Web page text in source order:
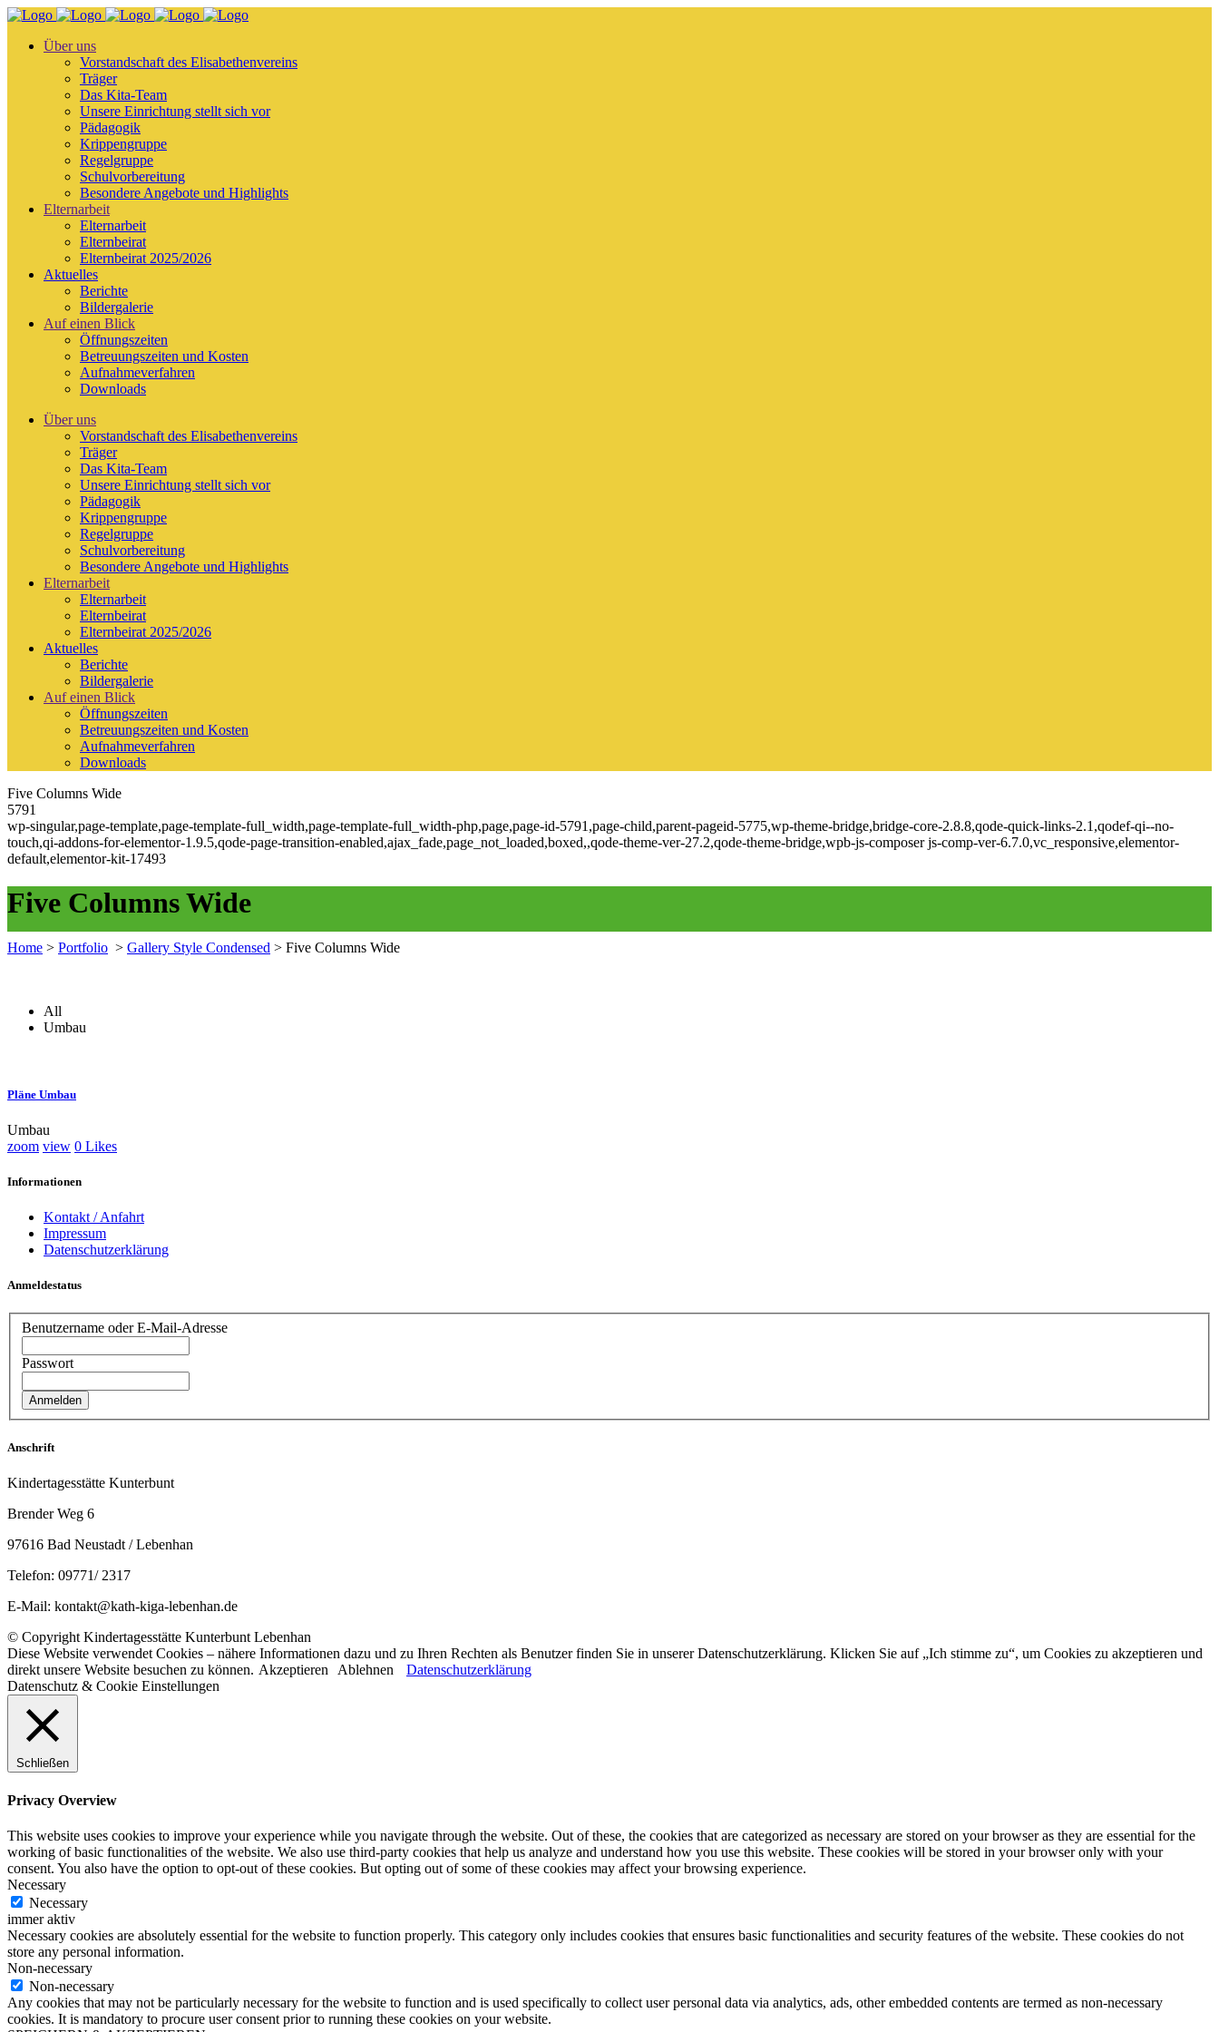
Über uns
Vorstandschaft des Elisabethenvereins
Träger
Das Kita-Team
Unsere Einrichtung stellt sich vor
Pädagogik
Krippengruppe
Regelgruppe
Schulvorbereitung
Besondere Angebote und Highlights
Elternarbeit
Elternarbeit
Elternbeirat
Elternbeirat 2025/2026
Aktuelles
Berichte
Bildergalerie
Auf einen Blick
Öffnungszeiten
Betreuungszeiten und Kosten
Aufnahmeverfahren
Downloads
Über uns
Vorstandschaft des Elisabethenvereins
Träger
Das Kita-Team
Unsere Einrichtung stellt sich vor
Pädagogik
Krippengruppe
Regelgruppe
Schulvorbereitung
Besondere Angebote und Highlights
Elternarbeit
Elternarbeit
Elternbeirat
Elternbeirat 2025/2026
Aktuelles
Berichte
Bildergalerie
Auf einen Blick
Öffnungszeiten
Betreuungszeiten und Kosten
Aufnahmeverfahren
Downloads
Five Columns Wide
5791
wp-singular,page-template,page-template-full_width,page-template-full_width-php,page,page-id-5791,page-child,parent-pageid-5775,wp-theme-bridge,bridge-core-2.8.8,qode-quick-links-2.1,qodef-qi--no-
touch,qi-addons-for-elementor-1.9.5,qode-page-transition-enabled,ajax_fade,page_not_loaded,boxed,,qode-theme-ver-27.2,qode-theme-bridge,wpb-js-composer js-comp-ver-6.7.0,vc_responsive,elementor-
default,elementor-kit-17493
Five Columns Wide
Home > Portfolio > Gallery Style Condensed > Five Columns Wide
All
Umbau
Pläne Umbau
Umbau
zoom view 0 Likes
Informationen
Kontakt / Anfahrt
Impressum
Datenschutzerklärung
Anmeldestatus
Benutzername oder E-Mail-Adresse
Passwort
Anschrift
Kindertagesstätte Kunterbunt
Brender Weg 6
97616 Bad Neustadt / Lebenhan
Telefon: 09771/ 2317
E-Mail: kontakt@kath-kiga-lebenhan.de
© Copyright Kindertagesstätte Kunterbunt Lebenhan
Diese Website verwendet Cookies – nähere Informationen dazu und zu Ihren Rechten als Benutzer finden Sie in unserer Datenschutzerklärung. Klicken Sie auf „Ich stimme zu“, um Cookies zu akzeptieren und
direkt unsere Website besuchen zu können. Akzeptieren Ablehnen
Datenschutzerklärung
Datenschutz & Cookie Einstellungen
Schließen
Privacy Overview
This website uses cookies to improve your experience while you navigate through the website. Out of these, the cookies that are categorized as necessary are stored on your browser as they are essential for the
working of basic functionalities of the website. We also use third-party cookies that help us analyze and understand how you use this website. These cookies will be stored in your browser only with your
consent. You also have the option to opt-out of these cookies. But opting out of some of these cookies may affect your browsing experience.
Necessary
Necessary
immer aktiv
Necessary cookies are absolutely essential for the website to function properly. This category only includes cookies that ensures basic functionalities and security features of the website. These cookies do not
store any personal information.
Non-necessary
Non-necessary
Any cookies that may not be particularly necessary for the website to function and is used specifically to collect user personal data via analytics, ads, other embedded contents are termed as non-necessary
cookies. It is mandatory to procure user consent prior to running these cookies on your website.